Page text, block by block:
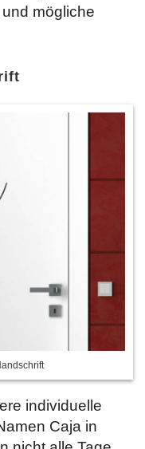
mögliche
individuelle
Caja in